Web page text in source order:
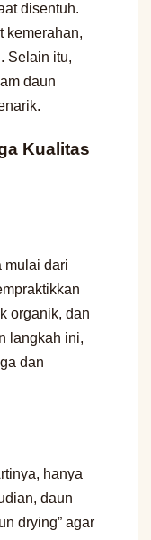
disentuh.
kemerahan,
Selain itu,
daun
Kualitas
mulai dari
organik, dan
langkah ini,
dan
hanya
daun
drying” agar